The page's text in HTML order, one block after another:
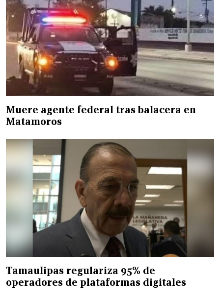
Muere agente federal tras balacera en
Matamoros
Tamaulipas regulariza 95% de
operadores de plataformas digitales